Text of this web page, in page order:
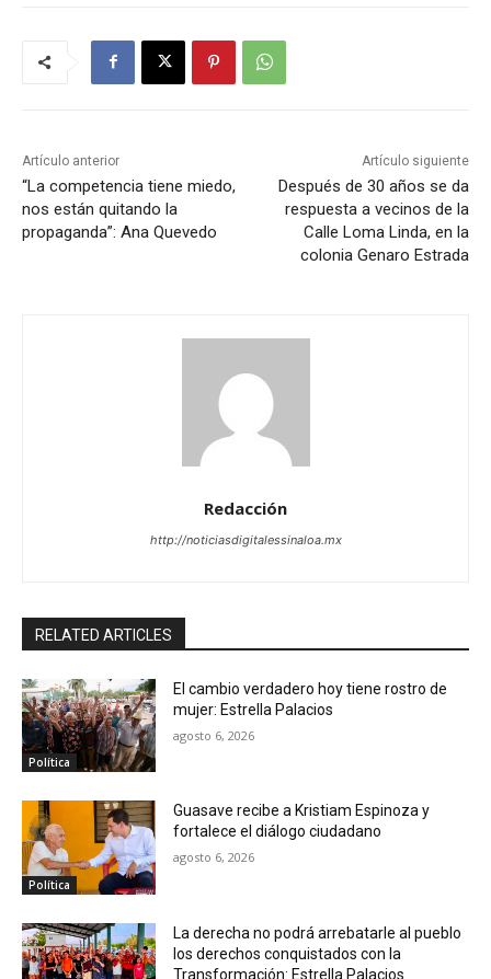
Artículo anterior
“La competencia tiene miedo,
nos están quitando la
propaganda”: Ana Quevedo
Artículo siguiente
Después de 30 años se da
respuesta a vecinos de la
Calle Loma Linda, en la
colonia Genaro Estrada
Redacción
http://noticiasdigitalessinaloa.mx
RELATED ARTICLES
Política
El cambio verdadero hoy tiene rostro de
mujer: Estrella Palacios
agosto 6, 2026
Política
Guasave recibe a Kristiam Espinoza y
fortalece el diálogo ciudadano
agosto 6, 2026
La derecha no podrá arrebatarle al pueblo
los derechos conquistados con la
Transformación: Estrella Palacios